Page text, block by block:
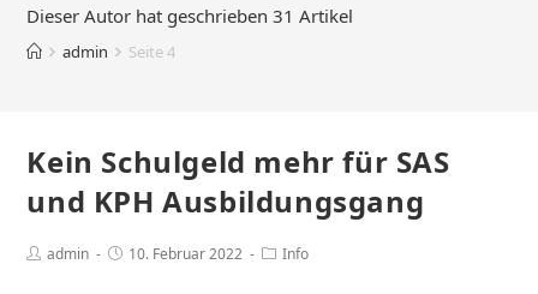
Dieser Autor hat geschrieben 31 Artikel
admin Seite 4
Kein Schulgeld mehr für SAS
und KPH Ausbildungsgang
admin 10. Februar 2022 Info